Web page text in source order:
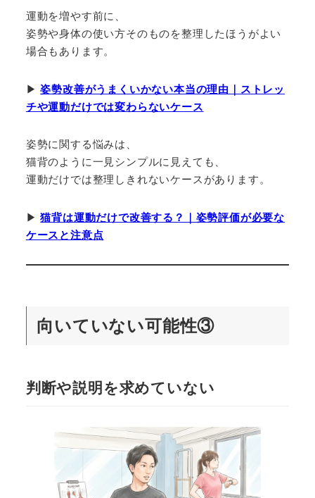
運動を増やす前に、
姿勢や身体の使い方そのものを整理したほうがよい
場合もあります。
▶︎姿勢改善がうまくいかない本当の理由｜ストレッ
チや運動だけでは変わらないケース
姿勢に関する悩みは、
猫背のように一見シンプルに見えても、
運動だけでは整理しきれないケースがあります。
▶︎猫背は運動だけで改善する？｜姿勢評価が必要な
ケースと注意点
向いていない可能性③
判断や説明を求めていない